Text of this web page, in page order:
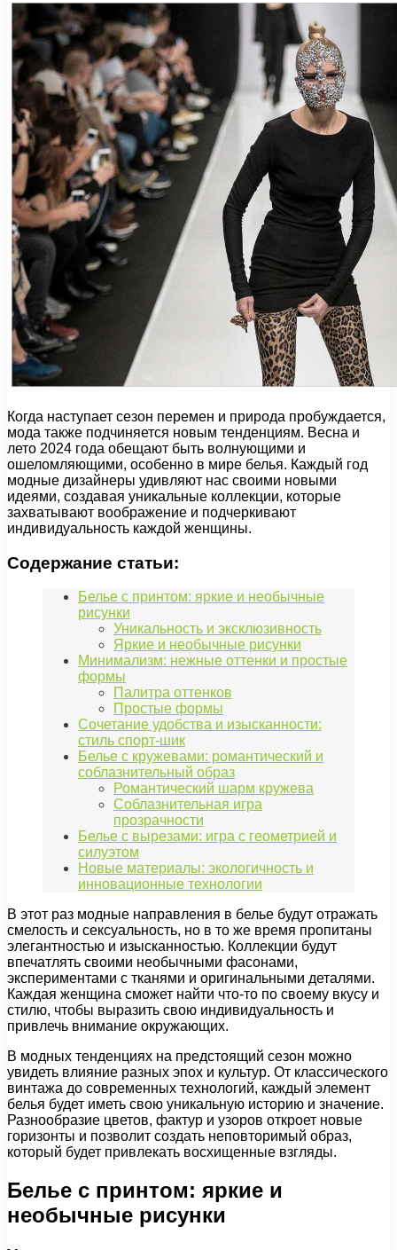
Когда наступает сезон перемен и природа пробуждается,
мода также подчиняется новым тенденциям. Весна и
лето 2024 года обещают быть волнующими и
ошеломляющими, особенно в мире белья. Каждый год
модные дизайнеры удивляют нас своими новыми
идеями, создавая уникальные коллекции, которые
захватывают воображение и подчеркивают
индивидуальность каждой женщины.
Содержание статьи:
Белье с принтом: яркие и необычные
рисунки
Уникальность и эксклюзивность
Яркие и необычные рисунки
Минимализм: нежные оттенки и простые
формы
Палитра оттенков
Простые формы
Сочетание удобства и изысканности:
стиль спорт-шик
Белье с кружевами: романтический и
соблазнительный образ
Романтический шарм кружева
Соблазнительная игра
прозрачности
Белье с вырезами: игра с геометрией и
силуэтом
Новые материалы: экологичность и
инновационные технологии
В этот раз модные направления в белье будут отражать
смелость и сексуальность, но в то же время пропитаны
элегантностью и изысканностью. Коллекции будут
впечатлять своими необычными фасонами,
экспериментами с тканями и оригинальными деталями.
Каждая женщина сможет найти что-то по своему вкусу и
стилю, чтобы выразить свою индивидуальность и
привлечь внимание окружающих.
В модных тенденциях на предстоящий сезон можно
увидеть влияние разных эпох и культур. От классического
винтажа до современных технологий, каждый элемент
белья будет иметь свою уникальную историю и значение.
Разнообразие цветов, фактур и узоров откроет новые
горизонты и позволит создать неповторимый образ,
который будет привлекать восхищенные взгляды.
Белье с принтом: яркие и
необычные рисунки